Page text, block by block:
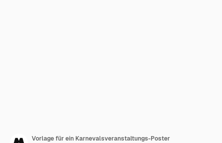
Vorlage für ein Karnevalsveranstaltungs-Poster